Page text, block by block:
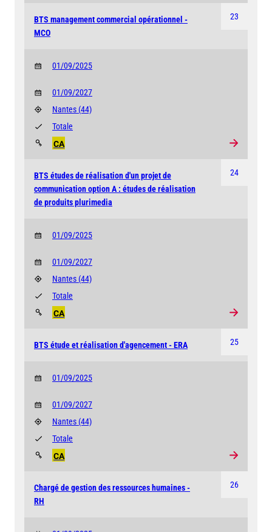
23
BTS management commercial opérationnel -
MCO
01/09/2025
01/09/2027
Nantes (44)
CA
Totale
24
BTS études de réalisation d'un projet de
communication option A : études de réalisation
de produits plurimedia
01/09/2025
01/09/2027
Nantes (44)
CA
Totale
25
BTS étude et réalisation d'agencement - ERA
01/09/2025
01/09/2027
Nantes (44)
CA
Totale
26
Chargé de gestion des ressources humaines -
RH